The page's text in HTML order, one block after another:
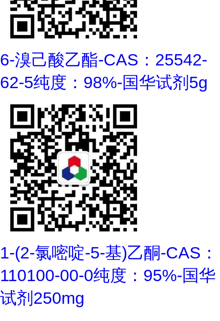
6-溴己酸乙酯-CAS：25542-
62-5纯度：98%-国华试剂5g
1-(2-氯嘧啶-5-基)乙酮-CAS：
110100-00-0纯度：95%-国华
试剂250mg